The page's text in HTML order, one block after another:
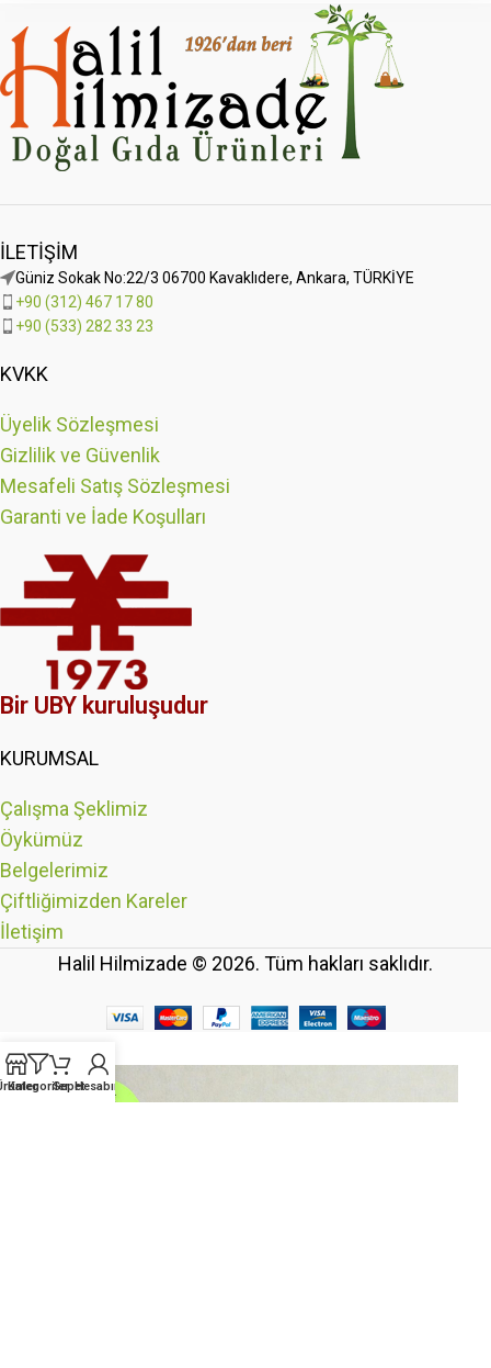
İLETIŞIM
Güniz Sokak No:22/3 06700 Kavaklıdere, Ankara, TÜRKİYE
+90 (312) 467 17 80
+90 (533) 282 33 23
KVKK
Üyelik Sözleşmesi
Gizlilik ve Güvenlik
Mesafeli Satış Sözleşmesi
Garanti ve İade Koşulları
Bir UBY kuruluşudur
KURUMSAL
Çalışma Şeklimiz
Öykümüz
Belgelerimiz
Çiftliğimizden Kareler
İletişim
Halil Hilmizade © 2026. Tüm hakları saklıdır.
KategorilerSepetHesabım